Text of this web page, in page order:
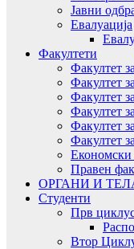
Јавни
Евалуација
Факултети
Факултет
Факултет
Факултет
Факултет
Факултет
Факултет
Економски
Правен
ОРГАНИ И
Студенти
Прв
Втор